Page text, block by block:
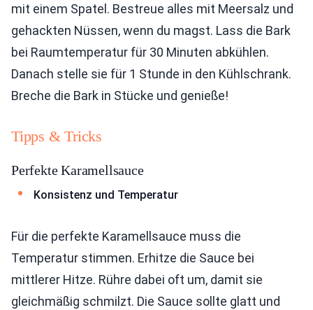
mit einem Spatel. Bestreue alles mit Meersalz und
gehackten Nüssen, wenn du magst. Lass die Bark
bei Raumtemperatur für 30 Minuten abkühlen.
Danach stelle sie für 1 Stunde in den Kühlschrank.
Breche die Bark in Stücke und genieße!
Tipps & Tricks
Perfekte Karamellsauce
Konsistenz und Temperatur
Für die perfekte Karamellsauce muss die
Temperatur stimmen. Erhitze die Sauce bei
mittlerer Hitze. Rühre dabei oft um, damit sie
gleichmäßig schmilzt. Die Sauce sollte glatt und